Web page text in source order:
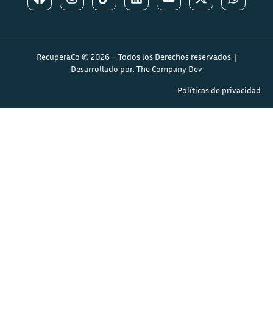
RecuperaCo © 2026 – Todos los Derechos reservados. |
Desarrollado por: The Company Dev
Políticas de privacidad